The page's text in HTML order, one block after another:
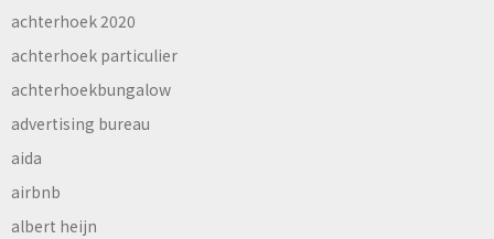
achterhoek 2020
achterhoek particulier
achterhoekbungalow
advertising bureau
aida
airbnb
albert heijn